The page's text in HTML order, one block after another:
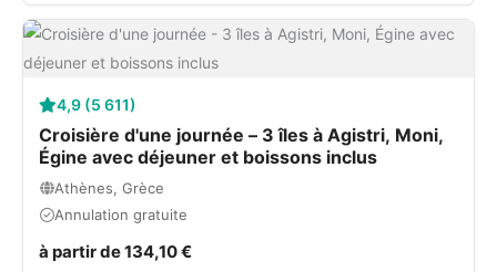
4,9 (5 611)
Croisière d'une journée – 3 îles à Agistri, Moni,
Égine avec déjeuner et boissons inclus
Athènes, Grèce
Annulation gratuite
à partir de 134,10 €